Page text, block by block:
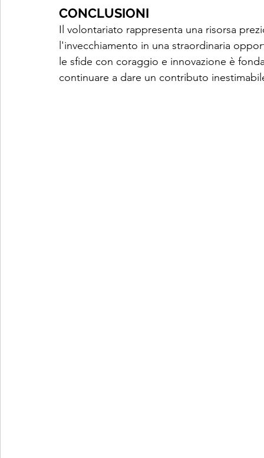
CONCLUSIONI
Il volontariato rappresenta una risorsa
l'invecchiamento in una straordinaria
le sfide con coraggio e innovazione è
continuare a dare un contributo